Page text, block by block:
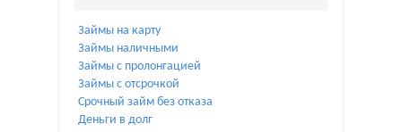
Займы на карту
Займы наличными
Займы с пролонгацией
Займы с отсрочкой
Срочный займ без отказа
Деньги в долг